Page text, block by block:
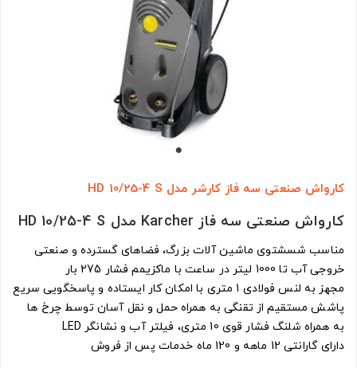
کارواش صنعتی سه فاز کارشر مدل HD 10/25-4 S
کارواش صنعتی سه فاز Karcher مدل HD 10/25-4 S
مناسب شسشتوی ماشین آلات بزرگ، فضاهای گسترده و صنعتی
خروجی آب تا 1000 لیتر در ساعت با ماکزیمم فشار 275 بار
مجهز به لنس فولادی 1 متری با امکان کار ایستاده و پاسخگویی سریع
پاشش مستقیم از تقنگی به همراه حمل و نقل آسان توسط چرخ ها
به همراه شلنگ فشار قوی 10 متری، فیلتر آب و نشانگر LED
دارای گارانتی 12 ماهه و 120 ماه خدمات پس از فروش